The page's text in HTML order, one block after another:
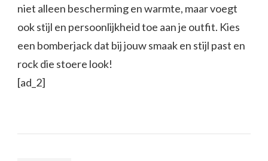
niet alleen bescherming en warmte, maar voegt
ook stijl en persoonlijkheid toe aan je outfit. Kies
een bomberjack dat bij jouw smaak en stijl past en
rock die stoere look!
[ad_2]